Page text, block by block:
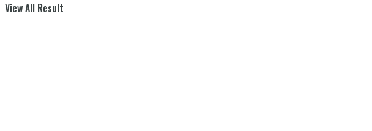
View All Result